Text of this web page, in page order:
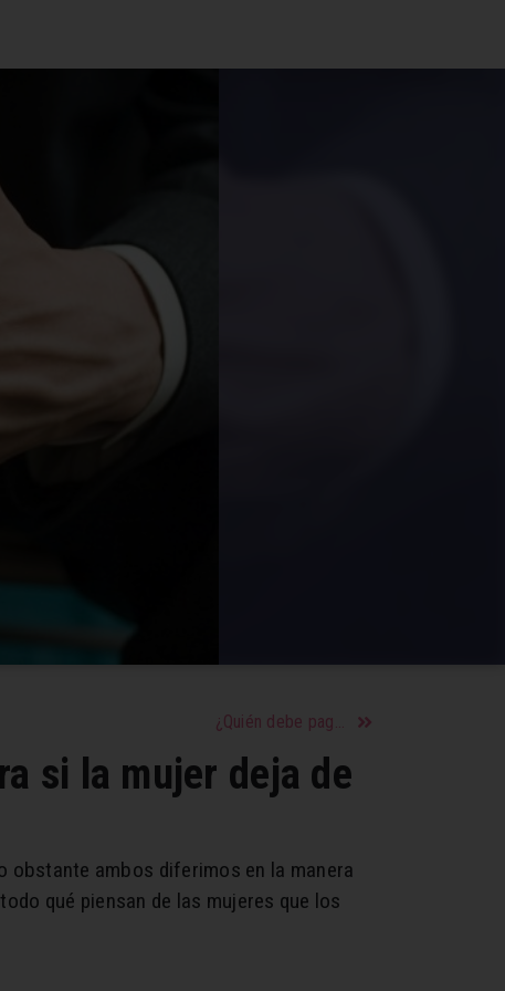
¿Quién debe pagar en una cita o una relación?
si la mujer deja de
obstante ambos diferimos en la manera
qué piensan de las mujeres que los